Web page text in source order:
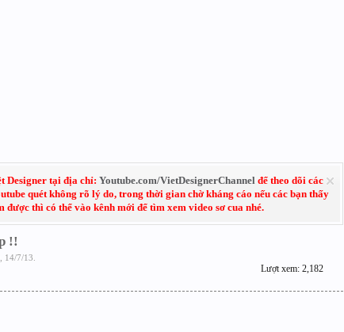
Designer tại địa chỉ: Youtube.com/VietDesignerChannelđể theo dõi các
quét không rõ lý do, trong thời gian chờ kháng cáo nếu các bạn thấy
thì có thể vào kênh mới để tìm xem video sơ cua nhé.
!!
14/7/13
Lượt xem: 2,182